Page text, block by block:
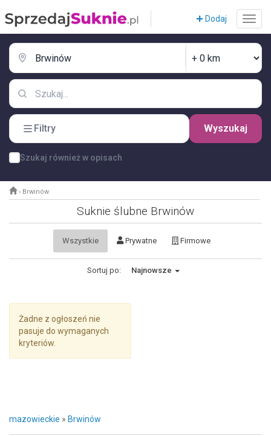
Dodaj
Filtry Wyszukaj
Szukaj również w opisach
› Brwinów
Suknie ślubne Brwinów
Wszystkie Prywatne Firmowe
Sortuj po: Najnowsze
Żadne z ogłoszeń nie
pasuje do wymaganych
kryteriów.
mazowieckie » Brwinów